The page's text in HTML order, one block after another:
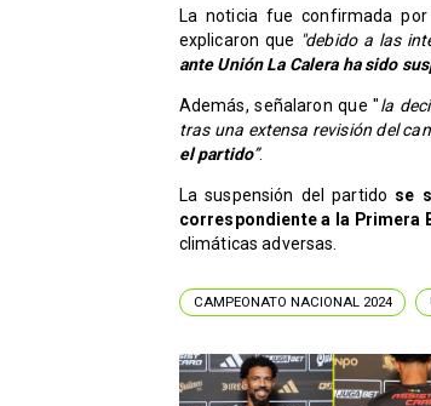
La noticia fue confirmada
explicaron que "debido a las
ante Unión La Calera ha sido
Además, señalaron que "la
tras una extensa revisión del
el partido”.
La suspensión del partido se
correspondiente a la Primera
climáticas adversas.
CAMPEONATO NACIONAL 2024